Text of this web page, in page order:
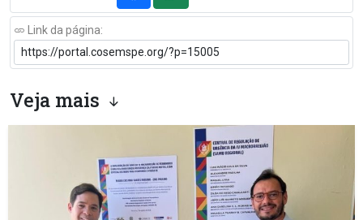
Link da página:
Veja mais